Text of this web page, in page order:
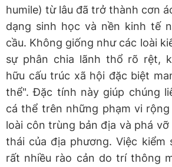
humile) từ lâu đã trở thành cơn
dạng sinh học và nền kinh tế
cầu. Không giống như các loài
sự phân chia lãnh thổ rõ rệt,
hữu cấu trúc xã hội đặc biệt
thể". Đặc tính này giúp chúng
cá thể trên những phạm vi
loài côn trùng bản địa và phá
thái của địa phương. Việc kiểm
rất nhiều rào cản do trí thông